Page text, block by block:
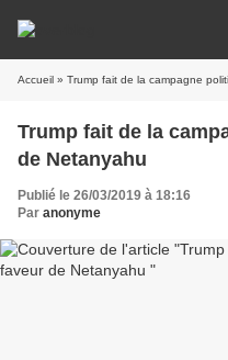
Accueil » Trump fait de la campagne
Trump fait de la
de Netanyahu
Publié le 26/03/2019 à 18:16
Par anonyme